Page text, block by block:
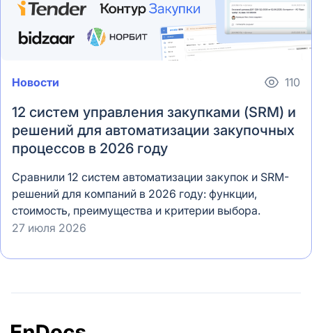
Новости 110
12 систем управления закупками (SRM) и
решений для автоматизации закупочных
процессов в 2026 году
Сравнили 12 систем автоматизации закупок и SRM-
решений для компаний в 2026 году: функции,
стоимость, преимущества и критерии выбора.
27 июля 2026